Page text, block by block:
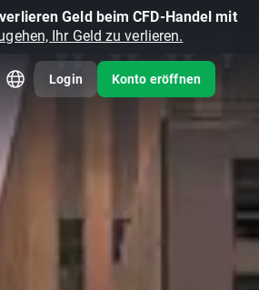
Geld beim CFD-Handel mit
Ihr Geld zu verlieren.
Login Konto eröffnen